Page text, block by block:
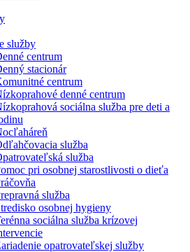
služby
centrum
stacionár
centrum
denné centrum
sociálna služba pre deti a
služba
služba
pri osobnej starostlivosti o dieťa
služba
osobnej hygieny
sociálna služba krízovej
opatrovateľskej služby